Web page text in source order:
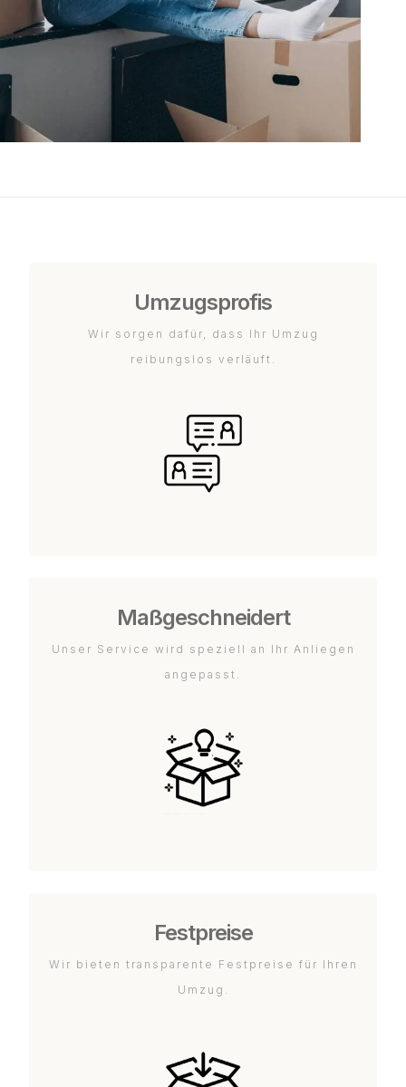
Umzugsprofis
Wir sorgen dafür, dass Ihr Umzug
reibungslos verläuft.
Maßgeschneidert
Unser Service wird speziell an Ihr Anliegen
angepasst.
Festpreise
Wir bieten transparente Festpreise für Ihren
Umzug.